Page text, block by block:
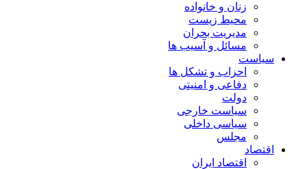
زنان و خانواده
محیط زیست
مدیریت بحران
مسائل و آسیب ها
سیاست
احزاب و تشکل ها
دفاعی و امنیتی
دولت
سیاست خارجی
سیاسی داخلی
مجلس
اقتصاد
اقتصاد ایران